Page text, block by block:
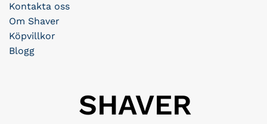
Kontakta oss
Om Shaver
Köpvillkor
Blogg
SHAVER